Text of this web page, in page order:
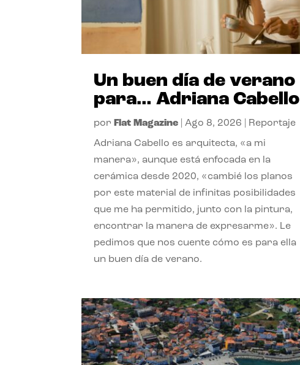
Un buen día de verano
para… Adriana Cabello
por Flat Magazine |Ago 8, 2026 Reportaje
Adriana Cabello es arquitecta, «a mi
manera», aunque está enfocada en la
cerámica desde 2020, «cambié los planos
por este material de infinitas posibilidades
que me ha permitido, junto con la pintura,
encontrar la manera de expresarme». Le
pedimos que nos cuente cómo es para ella
un buen día de verano.